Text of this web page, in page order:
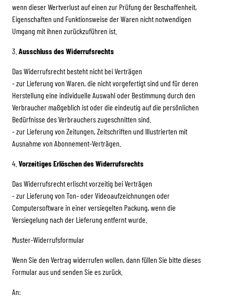
wenn dieser Wertverlust auf einen zur Prüfung der Beschaffenheit,
Eigenschaften und Funktionsweise der Waren nicht notwendigen
Umgang mit ihnen zurückzuführen ist.
3. Ausschluss des Widerrufsrechts
Das Widerrufsrecht besteht nicht bei Verträgen
- zur Lieferung von Waren, die nicht vorgefertigt sind und für deren
Herstellung eine individuelle Auswahl oder Bestimmung durch den
Verbraucher maßgeblich ist oder die eindeutig auf die persönlichen
Bedürfnisse des Verbrauchers zugeschnitten sind.
- zur Lieferung von Zeitungen, Zeitschriften und Illustrierten mit
Ausnahme von Abonnement-Verträgen.
4. Vorzeitiges Erlöschen des Widerrufsrechts
Das Widerrufsrecht erlischt vorzeitig bei Verträgen
- zur Lieferung von Ton- oder Videoaufzeichnungen oder
Computersoftware in einer versiegelten Packung, wenn die
Versiegelung nach der Lieferung entfernt wurde.
Muster-Widerrufsformular
Wenn Sie den Vertrag widerrufen wollen, dann füllen Sie bitte dieses
Formular aus und senden Sie es zurück.
An: